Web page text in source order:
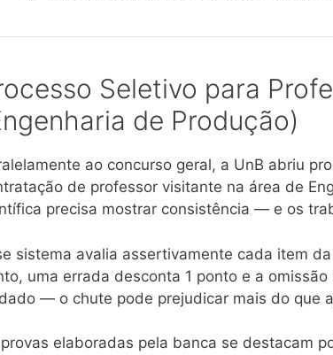
Seletivo para
de Produção)
ao concurso geral, a UnB abriu
de professor visitante na área de
precisa mostrar consistência — e os
sistema avalia assertivamente cada item
uma errada desconta 1 ponto e a
— o chute pode prejudicar mais do que
elaboradas pela banca se destacam